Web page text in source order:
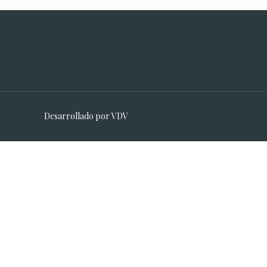
Desarrollado porVDV